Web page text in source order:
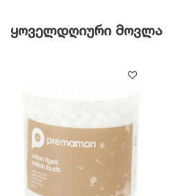
ყოველდღიური მოვლა